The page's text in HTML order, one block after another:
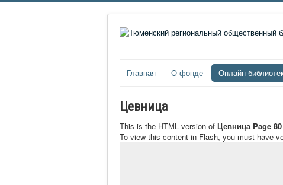
Главная О фонде Онлайн
Цевница
This is the HTML version of Цевница Page 80
To view this content in Flash, you must have